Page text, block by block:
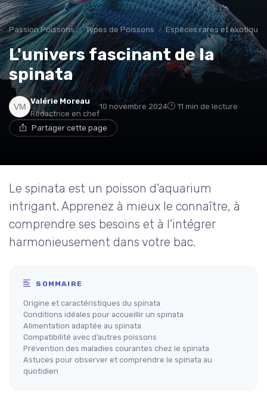
Passion Poissons Types de Poissons Espèces rares et exotiques
L'univers fascinant de la
spinata
Valérie Moreau
Rédactrice en chef
10 novembre 2024 11 min de lecture
Partager cette page
Le spinata est un poisson d’aquarium
intrigant. Apprenez à mieux le connaître, à
comprendre ses besoins et à l’intégrer
harmonieusement dans votre bac.
SOMMAIRE
Origine et caractéristiques du spinata
Conditions idéales pour accueillir un spinata
Alimentation adaptée au spinata
Compatibilité avec d’autres poissons
Prévention des maladies courantes chez le spinata
Astuces pour observer et comprendre le spinata au
quotidien